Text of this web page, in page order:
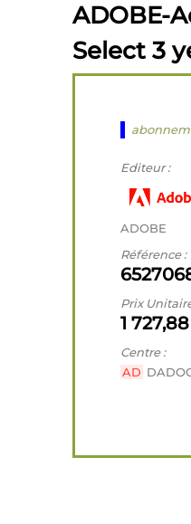
ADOBE-
Select 3
Editeur :
ADOBE
Référence :
Prix
1
Centre :
AD